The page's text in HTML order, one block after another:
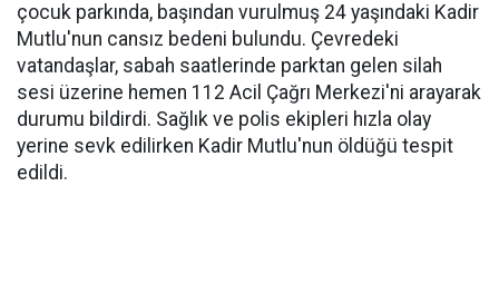
çocuk parkında, başından vurulmuş 24 yaşındaki Kadir
Mutlu'nun cansız bedeni bulundu. Çevredeki
vatandaşlar, sabah saatlerinde parktan gelen silah
sesi üzerine hemen 112 Acil Çağrı Merkezi'ni arayarak
durumu bildirdi. Sağlık ve polis ekipleri hızla olay
yerine sevk edilirken Kadir Mutlu'nun öldüğü tespit
edildi.